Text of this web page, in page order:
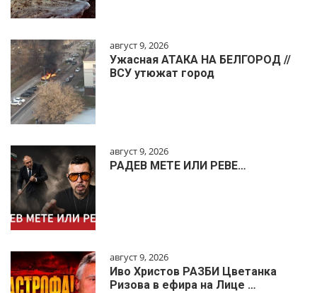
август 9, 2026
Ужасная АТАКА НА БЕЛГОРОД //
ВСУ утюжат город
август 9, 2026
РАДЕВ МЕТЕ ИЛИ РЕВЕ…
август 9, 2026
Иво Христов РАЗБИ Цветанка
Ризова в ефира на Лице …